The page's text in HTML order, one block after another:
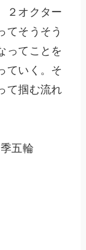
２オクター
てそうそう
ってことを
ていく。そ
て掴む流れ
五輪